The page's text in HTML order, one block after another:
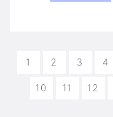
1 2 3 4
10 11 12